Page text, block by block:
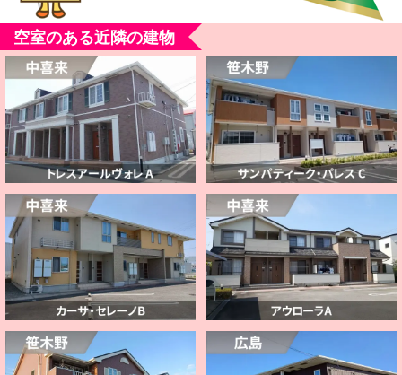
空室のある近隣の建物